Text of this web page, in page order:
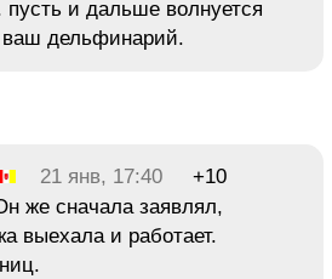
и дальше волнуется
ваш дельфинарий.
21 янв, 17:40
+10
же сначала заявлял,
выехала и работает.